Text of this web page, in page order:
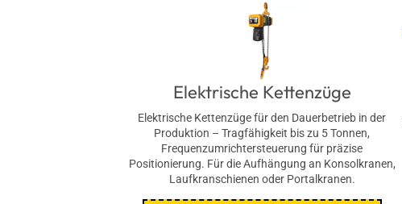
Elektrische Kettenzüge
Elektrische Kettenzüge für den Dauerbetrieb in der
Produktion – Tragfähigkeit bis zu 5 Tonnen,
Frequenzumrichtersteuerung für präzise
Positionierung. Für die Aufhängung an Konsolkranen,
Laufkranschienen oder Portalkranen.